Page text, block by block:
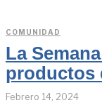
COMUNIDAD
La
productos
Febrero 14, 2024